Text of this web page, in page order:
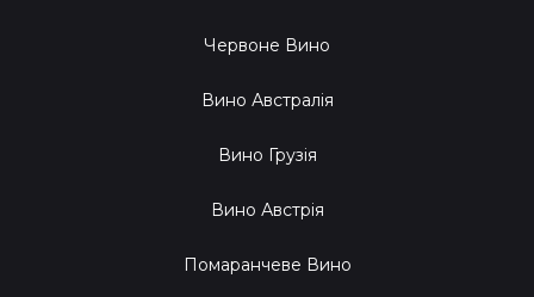
Червоне Вино
Вино Австралія
Вино Грузія
Вино Австрія
Помаранчеве Вино